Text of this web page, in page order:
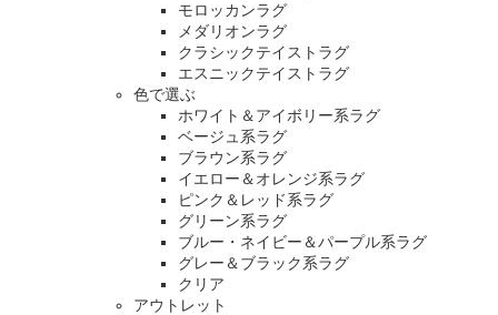
モロッカンラグ
メダリオンラグ
クラシックテイストラグ
エスニックテイストラグ
色で選ぶ
ホワイト＆アイボリー系ラグ
ベージュ系ラグ
ブラウン系ラグ
イエロー＆オレンジ系ラグ
ピンク＆レッド系ラグ
グリーン系ラグ
ブルー・ネイビー＆パープル系ラグ
グレー＆ブラック系ラグ
クリア
アウトレット